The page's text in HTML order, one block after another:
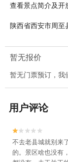
查看景点简介及开
陕西省西安市周
暂无报价
暂无门票预订，我
用户评论


不去老县城就别来
的。景区啥也没有